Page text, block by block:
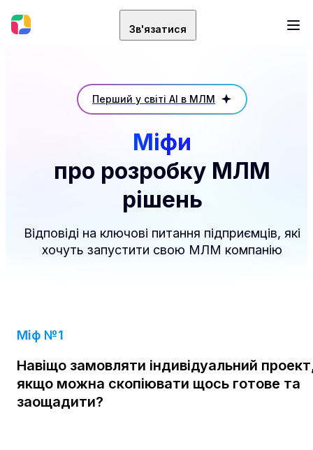
Зв'язатися
Перший у світі AI в МЛМ
Міфи
про розробку МЛМ
рішень
Відповіді на ключові питання підприємців, які
хочуть запустити свою МЛМ компанію
Міф №1
Навіщо замовляти індивідуальний
якщо можна скопіювати щось готове та
заощадити?